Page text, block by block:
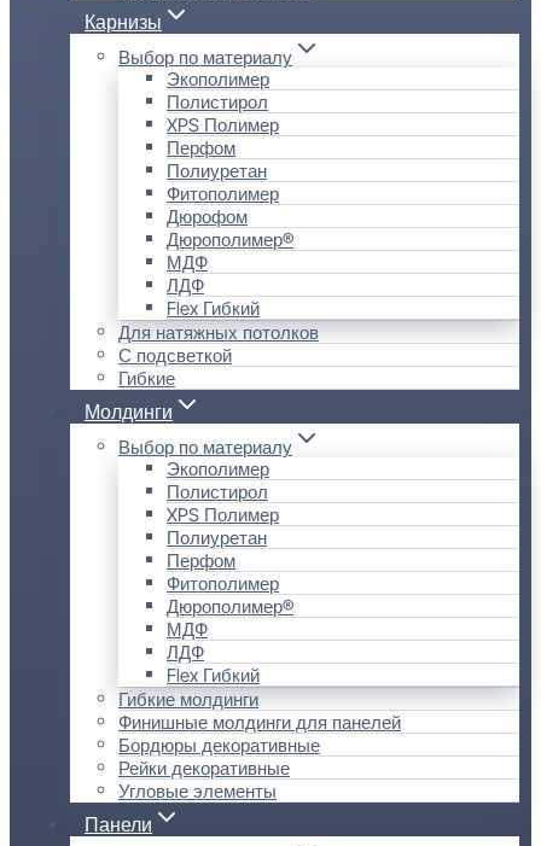
Карнизы
Выбор по материалу
Экополимер
Полистирол
XPS Полимер
Перфом
Полиуретан
Фитополимер
Дюрофом
Дюрополимер®
МДФ
ЛДФ
Flex Гибкий
Для натяжных потолков
С подсветкой
Гибкие
Молдинги
Выбор по материалу
Экополимер
Полистирол
XPS Полимер
Полиуретан
Перфом
Фитополимер
Дюрополимер®
МДФ
ЛДФ
Flex Гибкий
Гибкие молдинги
Финишные молдинги для панелей
Бордюры декоративные
Рейки декоративные
Угловые элементы
Панели